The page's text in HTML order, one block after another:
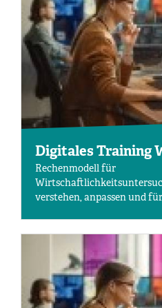
Digitales Training
Rechenmodell für
verstehen, anpassen und